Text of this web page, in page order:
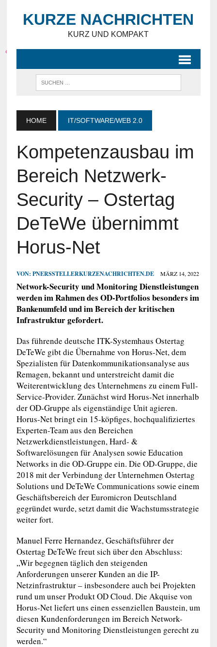
KURZE NACHRICHTEN
KURZ UND KOMPAKT
HOME IT/SOFTWARE/WEB 2.0
Kompetenzausbau im
Bereich Netzwerk-
Security – Ostertag
DeTeWe übernimmt
Horus-Net
VON: PNERSSTELLERKURZENACHRICHTEN.DE MÄRZ 14, 2022
Network-Security und Monitoring Dienstleistungen
werden im Rahmen des OD-Portfolios besonders im
Bankenumfeld und im Bereich der kritischen
Infrastruktur gefordert.
Das führende deutsche ITK-Systemhaus Ostertag
DeTeWe gibt die Übernahme von Horus-Net, dem
Spezialisten für Datenkommunikationsanalyse aus
Remagen, bekannt und unterstreicht damit die
Weiterentwicklung des Unternehmens zu einem Full-
Service-Provider. Zunächst wird Horus-Net innerhalb
der OD-Gruppe als eigenständige Unit agieren.
Horus-Net bringt ein 15-köpfiges, hochqualifiziertes
Experten-Team aus den Bereichen
Netzwerkdienstleistungen, Hard- &
Softwarelösungen für Analysen sowie Education
Networks in die OD-Gruppe ein. Die OD-Gruppe, die
2018 mit der Verbindung der Unternehmen Ostertag
Solutions und DeTeWe Communications sowie einem
Geschäftsbereich der Euromicron Deutschland
gegründet wurde, setzt damit die Wachstumsstrategie
weiter fort.
Manuel Ferre Hernandez, Geschäftsführer der
Ostertag DeTeWe freut sich über den Abschluss:
„Wir begegnen täglich den steigenden
Anforderungen unserer Kunden an die IP-
Netzinfrastruktur – insbesondere auch bei Projekten
rund um unser Produkt OD Cloud. Die Akquise von
Horus-Net liefert uns einen essenziellen Baustein, um
diesen Kundenforderungen im Bereich Network-
Security und Monitoring Dienstleistungen gerecht zu
werden.“